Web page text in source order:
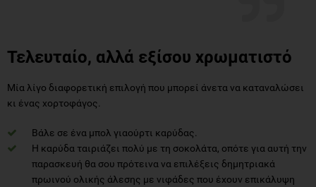
Τελευταίο, αλλά εξίσου χρωματιστό
Μία λίγο διαφορετική επιλογή που μπορεί άνετα να καταναλώσει
κι ένας χορτοφάγος.
Βάλε σε ένα μπολ γιαούρτι καρύδας.
Η καρύδα ταιριάζει πολύ με τη σοκολάτα, οπότε για αυτή την
παρασκευή θα σου πρότεινα να επιλέξεις δημητριακά
πρωινού ολικής άλεσης με νιφάδες που έχουν επικάλυψη